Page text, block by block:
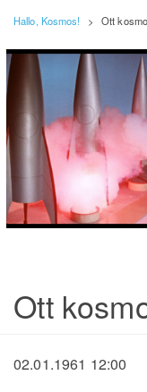
Hallo, Kosmos! > Ott
Ott
02.01.1961 12:00